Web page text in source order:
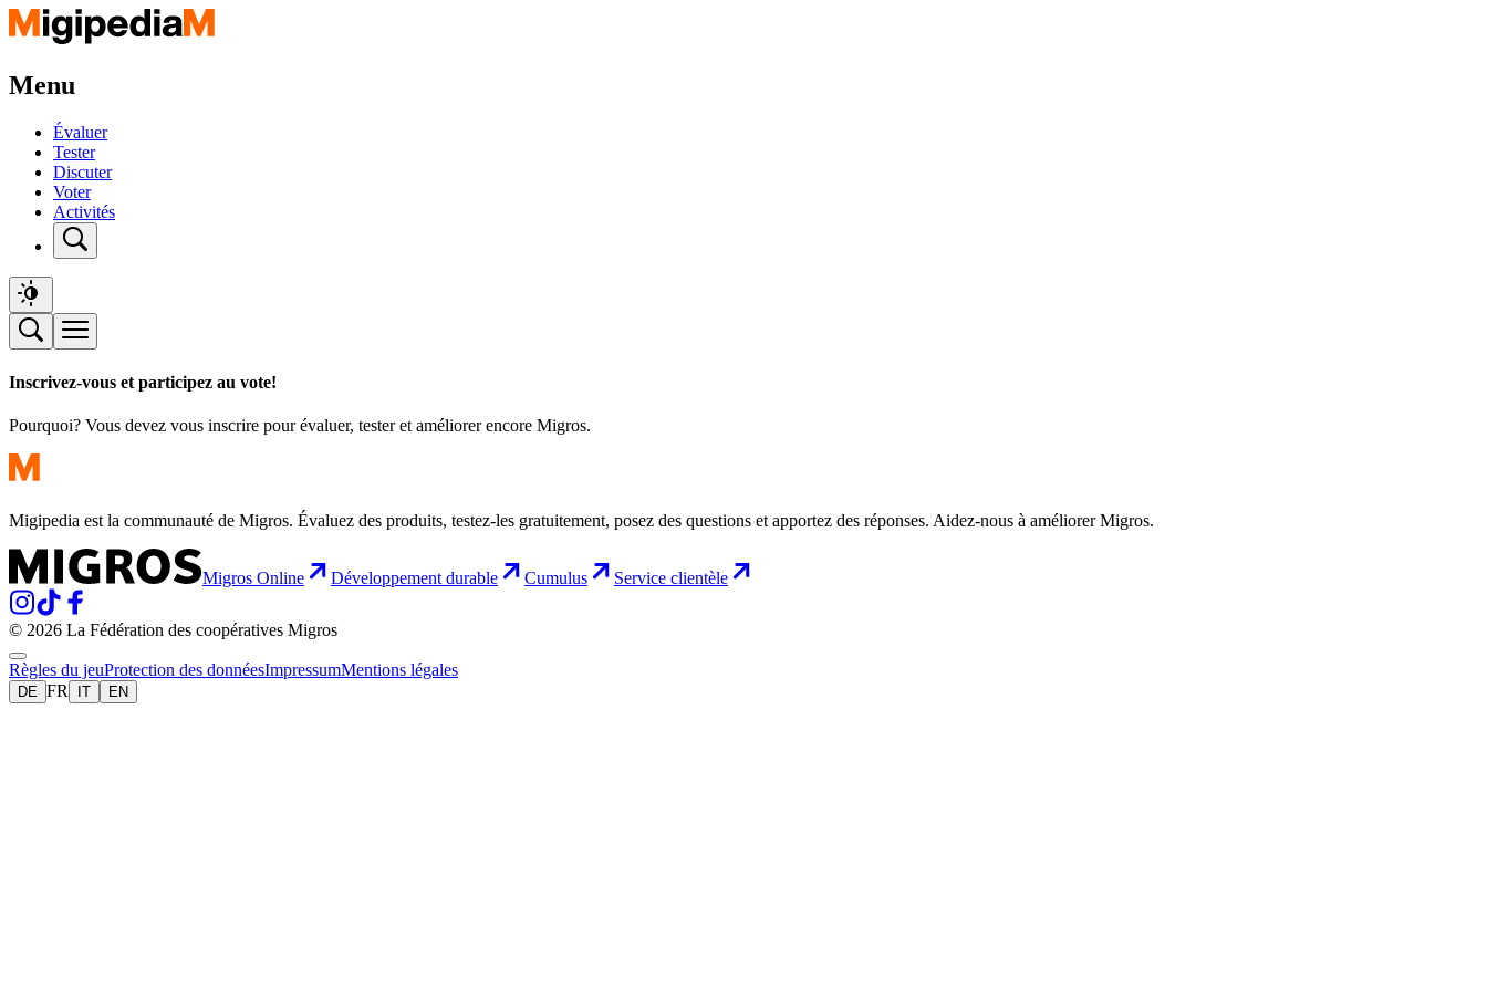
Menu
Évaluer
Tester
Discuter
Voter
Activités
Inscrivez-vous et participez au vote!
Pourquoi? Vous devez vous inscrire pour évaluer, tester et améliorer encore Migros.
Migipedia est la communauté de Migros. Évaluez des produits, testez-les gratuitement, posez des questions et apportez des réponses. Aidez-nous à améliorer Migros.
Migros Online Développement durable Cumulus Service clientèle
© 2026 La Fédération des coopératives Migros
Règles du jeuProtection des donnéesImpressumMentions légales
DE FR IT EN